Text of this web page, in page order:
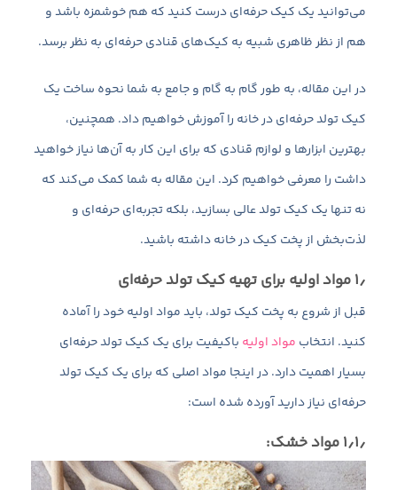
می‌توانید یک کیک حرفه‌ای درست کنید که هم خوشمزه باشد و
هم از نظر ظاهری شبیه به کیک‌های قنادی حرفه‌ای به نظر برسد.
در این مقاله، به طور گام به گام و جامع به شما نحوه ساخت یک
کیک تولد حرفه‌ای در خانه را آموزش خواهیم داد. همچنین،
بهترین ابزارها و لوازم قنادی که برای این کار به آن‌ها نیاز خواهید
داشت را معرفی خواهیم کرد. این مقاله به شما کمک می‌کند که
نه تنها یک کیک تولد عالی بسازید، بلکه تجربه‌ای حرفه‌ای و
لذت‌بخش از پخت کیک در خانه داشته باشید.
۱٫ مواد اولیه برای تهیه کیک تولد حرفه‌ای
قبل از شروع به پخت کیک تولد، باید مواد اولیه خود را آماده
کنید. انتخاب مواد اولیه باکیفیت برای یک کیک تولد حرفه‌ای
بسیار اهمیت دارد. در اینجا مواد اصلی که برای یک کیک تولد
حرفه‌ای نیاز دارید آورده شده است:
۱٫۱٫ مواد خشک: